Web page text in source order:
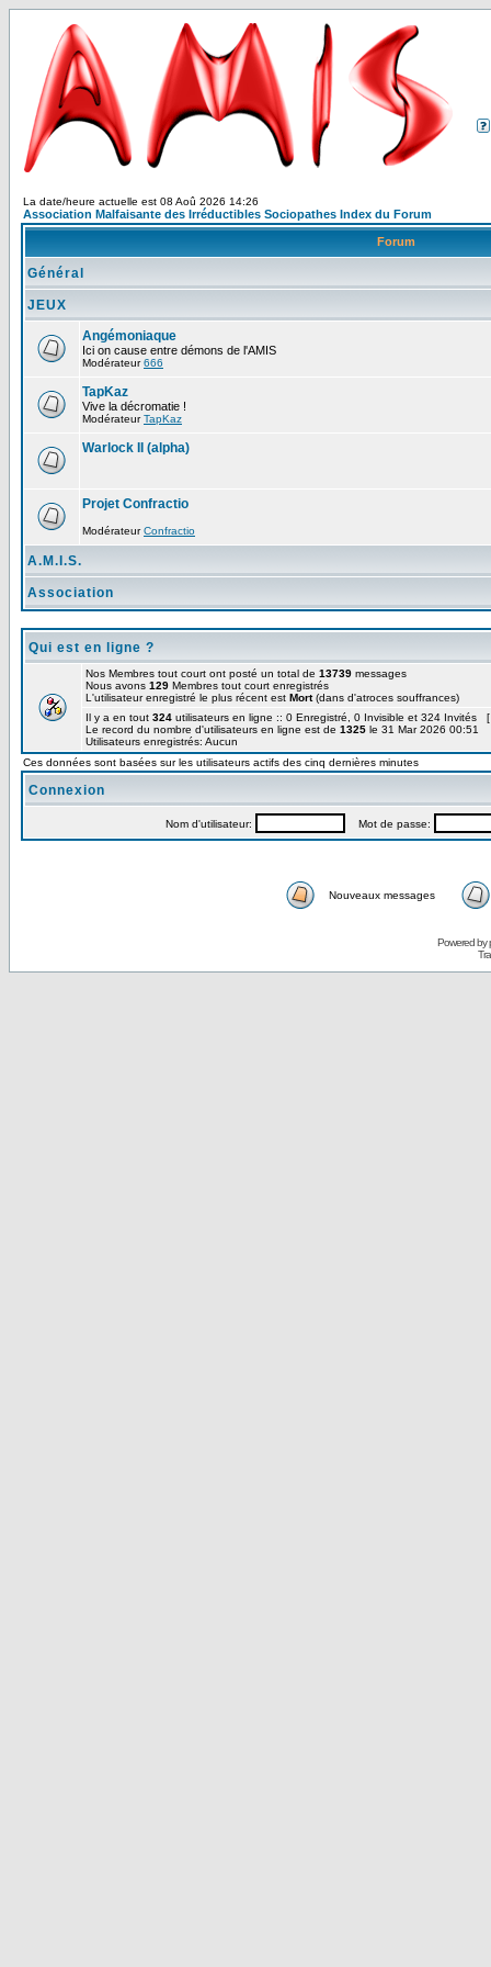
La date/heure actuelle est 08 Aoû 2026 14:26
Association Malfaisante des Irréductibles Sociopathes Index du Forum
Forum
Général
JEUX
Angémoniaque
Ici on cause entre démons de l'AMIS
Modérateur666
TapKaz
Vive la décromatie !
ModérateurTapKaz
Warlock II (alpha)
Projet Confractio
ModérateurConfractio
A.M.I.S.
Association
Qui est en ligne ?
Nos Membres tout court ont posté un total de 13739 messages
Nous avons 129 Membres tout court enregistrés
L'utilisateur enregistré le plus récent est Mort(dans d'atroces souffrances)
Il y a en tout 324 utilisateurs en ligne :: 0 Enregistré, 0 Invisible et 324 Invités [
Le record du nombre d'utilisateurs en ligne est de 1325 le 31 Mar 2026 00:51
Utilisateurs enregistrés: Aucun
Ces données sont basées sur les utilisateurs actifs des cinq dernières minutes
Connexion
Nom d'utilisateur: Mot de passe:
Nouveaux messages
Powered by